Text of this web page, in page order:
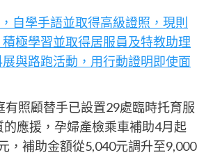
自學手語並取得高級證照，現則
極學習並取得居服員及特教助理
與路跑活動，用行動證明即使面
照顧替手已設置29處臨時托育服
應援，孕婦產檢乘車補助4月起
，補助金額從5,040元調升至9,000